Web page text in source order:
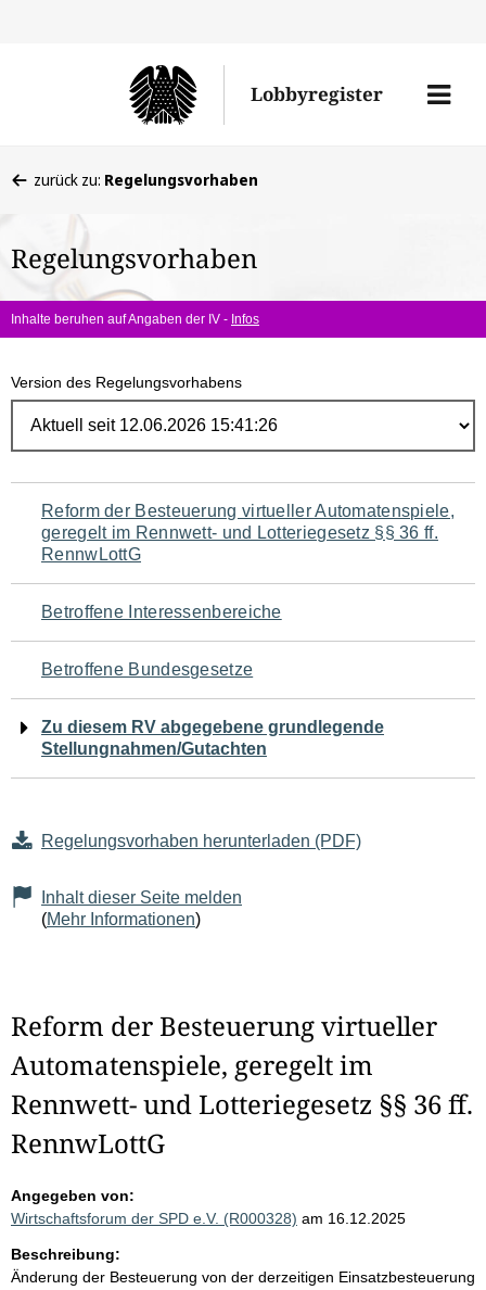
Lobbyregister
Menü
befinden
hier:
zurück zu: Regelungsvorhaben
Regelungsvorhaben
Inhalte beruhen auf Angaben der IV - Infos
Version des Regelungsvorhabens
Navigation
für
den
Seiteninhalt
Reform der Besteuerung virtueller Automatenspiele,
geregelt im Rennwett- und Lotteriegesetz §§ 36 ff.
RennwLottG
Betroffene Interessenbereiche
Betroffene Bundesgesetze
Zu diesem RV abgegebene grundlegende
Stellungnahmen/Gutachten
Regelungsvorhaben herunterladen (PDF)
Inhalt dieser Seite melden
(Mehr Informationen)
Reform der Besteuerung virtueller
Automatenspiele, geregelt im
Rennwett- und Lotteriegesetz §§ 36 ff.
RennwLottG
Angegeben von:
Wirtschaftsforum der SPD e.V. (R000328) am 16.12.2025
Beschreibung:
Änderung der Besteuerung von der derzeitigen Einsatzbesteuerung